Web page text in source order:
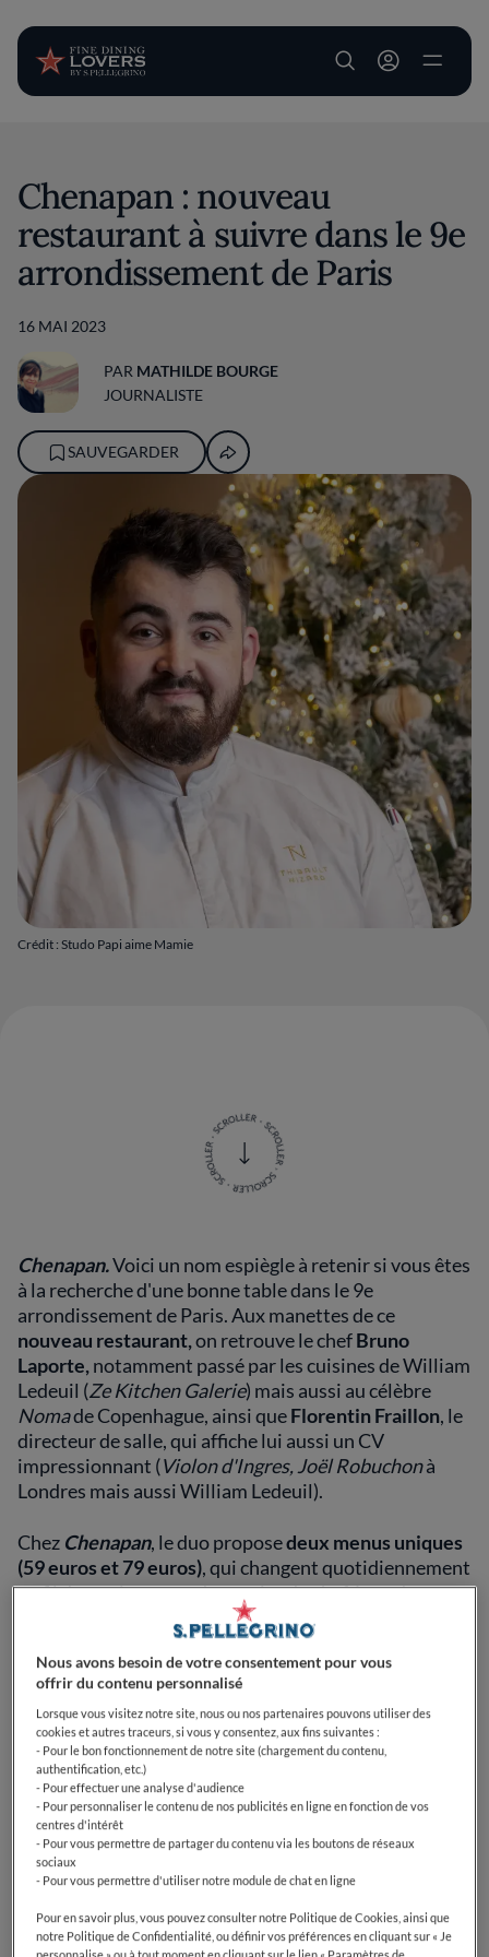
User account
Crédit : Studo Papi aime Mamie
Chenapan : nouveau
restaurant à suivre dans le 9e
arrondissement de Paris
16 MAI 2023
PAR MATHILDE BOURGE
JOURNALISTE
SAUVEGARDER
Chenapan.Voici un nom espiègle à retenir si vous êtes
à la recherche d'une bonne table dans le 9e
arrondissement de Paris. Aux manettes de ce
nouveau restaurant,on retrouve le chefBruno
Laporte, notamment passé par les cuisines de William
Ledeuil (Ze Kitchen Galerie) mais aussi au célèbre
Nomade Copenhague, ainsi queFlorentin Fraillon, le
directeur de salle, qui affiche lui aussi un CV
impressionnant (Violon d'Ingres, Joël Robuchonà
Londres mais aussi William Ledeuil).
Chez Chenapan, le duo proposedeux menus uniques
(59 euros et 79 euros), qui changent quotidiennement
au fil des arrivages et des envies du chef. Lors de son
ouverture en mai 2023, il était par exemple possible
de découvrir la betterave, katsuobushi et cacahuète
en entrée, le homard rôti, satay, jus de volaille et
pomme paille pour le plat et un dessert autour du blé
en provenance des hauts de Provence. On note ici et là
quelques notes asiatiques, inspirées de son passage
chezZe Kitchen Galerie
ses quelques mois passés en Asie en 2019.
De son côté, Florentin Fraillon a sélectionné de jolis
vins français venant de tous les horizons, aussi bien
natures que conventionnels. Chenapan présente
également une très belle offre sans alcool à base de
macérations végétales, vins désalcoolisés, kéfir et
Nous avons besoin de votre consentement pour vous
offrir du contenu personnalisé
Lorsque vous visitez notre site, nous ou nos partenaires pouvons utiliser des
cookies et autres traceurs, si vous y consentez, aux fins suivantes :
- Pour le bon fonctionnement de notre site (chargement du contenu,
authentification, etc.)
- Pour effectuer une analyse d'audience
- Pour personnaliser le contenu de nos publicités en ligne en fonction de vos
centres d'intérêt
- Pour vous permettre de partager du contenu via les boutons de réseaux
sociaux
- Pour vous permettre d'utiliser notre module de chat en ligne
Pour en savoir plus, vous pouvez consulter notre Politique de Cookies, ainsi que
notre Politique de Confidentialité, ou définir vos préférences en cliquant sur « Je